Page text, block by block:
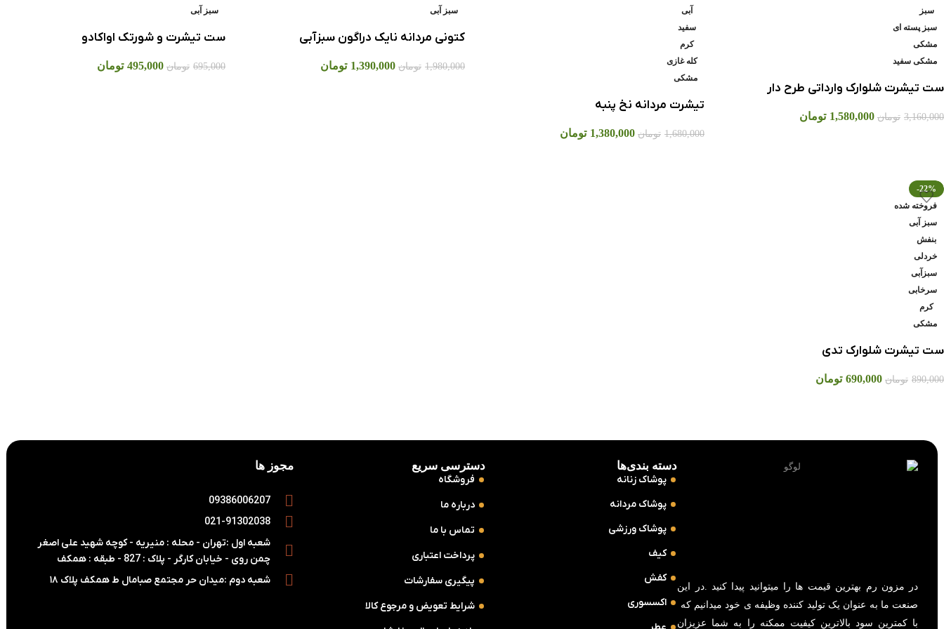
سبز
سبز پسته ای
مشکی
مشکی سفید
ست تيشرت شلوارک وارداتي طرح دار
3,160,000 تومان 1,580,000 تومان
آبی
سفید
کرم
کله غازی
مشکی
تیشرت مردانه نخ پنبه
1,680,000 تومان 1,380,000 تومان
سبز آبی
کتوني مردانه نايک دراگون سبزآبی
1,980,000 تومان 1,390,000 تومان
سبز آبی
ست تیشرت و شورتک اواکادو
695,000 تومان 495,000 تومان
-22%
فروخته شده
سبز آبی
بنفش
خردلی
سبزآبی
سرخابی
کرم
مشکی
ست تیشرت شلوارک تدی
890,000 تومان 690,000 تومان
در مزون رم بهترین قیمت ها را میتوانید پیدا کنید .در این
صنعت ما به عنوان یک تولید کننده وظیفه ی خود میدانیم که
با کمترین سود بالاترین کیفیت ممکنه را به شما عزیزان
دسته بندی‌ها
پوشاک زنانه
پوشاک مردانه
پوشاک ورزشی
کیف
کفش
اکسسوری
دسترسی سریع
فروشگاه
درباره ما
تماس با ما
پرداخت اعتباری
پیگیری سفارشات
شرایط تعویض و مرجوع کالا
مجوز ها
09386006207
021-91302038
شعبه اول :تهران - محله : منیریه - کوچه شهید علی اصغر
چمن روی - خیابان کارگر - پلاک : 827 - طبقه : همکف
شعبه دوم :میدان حر مجتمع صبامال ط همکف پلاک ۱۸